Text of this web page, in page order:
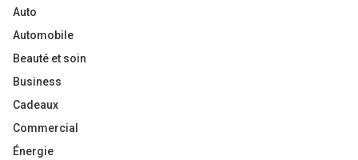
Auto
Automobile
Beauté et soin
Business
Cadeaux
Commercial
Énergie